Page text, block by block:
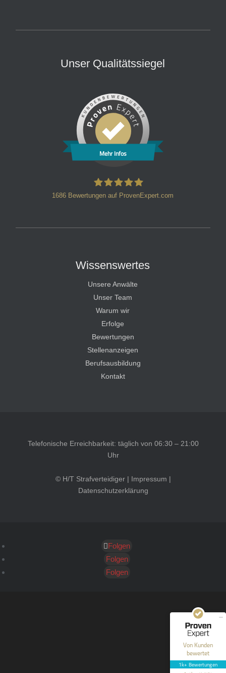
Unser Qualitätssiegel
Mehr Infos
1686 Bewertungen auf ProvenExpert.com
Wissenswertes
Unsere Anwälte
Unser Team
Warum wir
Erfolge
Bewertungen
Stellenanzeigen
Berufsausbildung
Kontakt
Telefonische Erreichbarkeit: täglich von 06:30 – 21:00
Uhr
© H/T Strafverteidiger | Impressum |
Datenschutzerklärung
Folgen
Folgen
Folgen
Von Kunden
bewertet
1k+ Bewertungen
Kundenbewertungen und Erfahrungen zu
SEHR GUT
40
Bewertungen auf
ProvenExpert.com
Blick aufs ProvenExpert-Profil werfen